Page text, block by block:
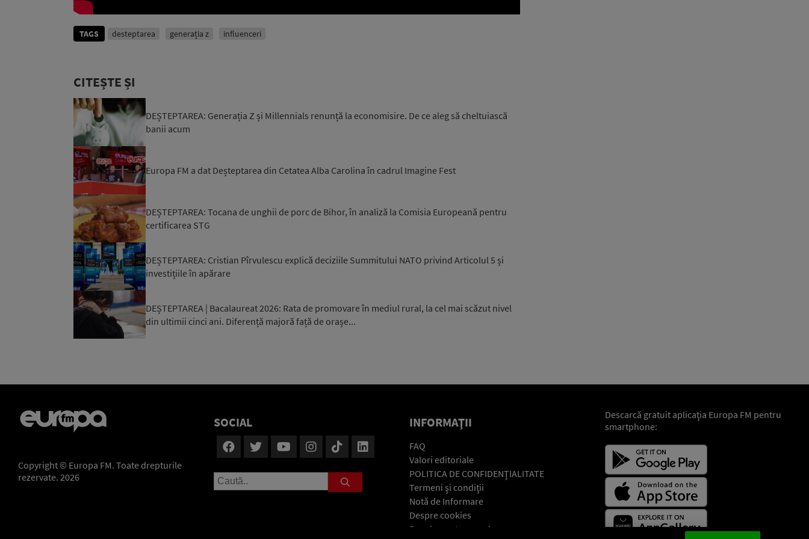
TAGS desteptarea generația z influenceri
CITEȘTE ȘI
DEȘTEPTAREA: Generația Z și Millennials renunță la economisire. De ce aleg să cheltuiască
banii acum
Europa FM a dat Deșteptarea din Cetatea Alba Carolina în cadrul Imagine Fest
DEȘTEPTAREA: Tocana de unghii de porc de Bihor, în analiză la Comisia Europeană pentru
certificarea STG
DEȘTEPTAREA: Cristian Pîrvulescu explică deciziile Summitului NATO privind Articolul 5 și
investițiile în apărare
DEȘTEPTAREA | Bacalaureat 2026: Rata de promovare în mediul rural, la cel mai scăzut nivel
din ultimii cinci ani. Diferență majoră față de orașe...
Copyright © Europa FM. Toate drepturile
rezervate. 2026
SOCIAL INFORMAŢII
FAQ
Valori editoriale
POLITICA DE CONFIDENŢIALITATE
Termeni şi condiţii
Notă de Informare
Despre cookies
Regulament general
Descarcă gratuit aplicaţia Europa FM pentru
smartphone: